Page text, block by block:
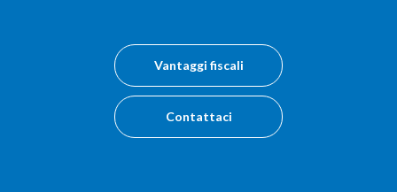
Vantaggi fiscali
Contattaci